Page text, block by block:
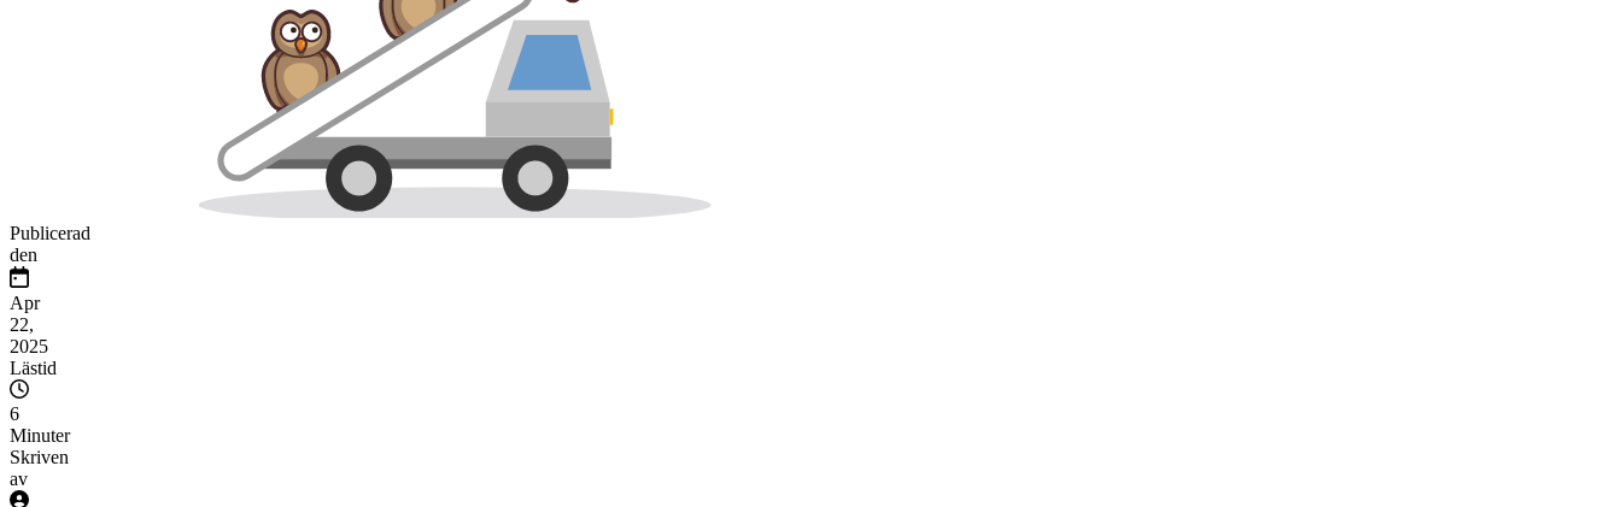
Publicerad
den
Apr
22,
2025
Lästid
6
Minuter
Skriven
av